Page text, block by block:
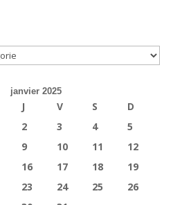
janvier 2025
J V S
D
2 3 4
5
9 10 11
12
16 17 18
19
23 24 25
26